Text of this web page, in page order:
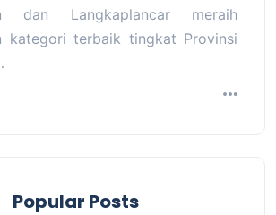
dan Langkaplancar meraih
kategori terbaik tingkat Provinsi
Popular Posts